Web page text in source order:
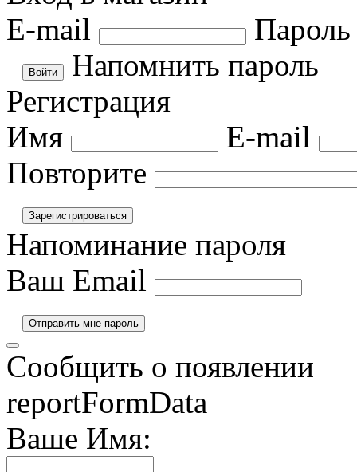
E-mail
Пароль
Напомнить пароль
Регистрация
Имя
E-mail
Повторите
Напоминание пароля
Ваш Email
Сообщить о появлении
reportFormData
Ваше Имя: